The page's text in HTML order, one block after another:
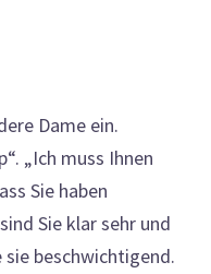
Dame ein.
„Ich muss Ihnen
Sie haben
Sie klar sehr und
beschwichtigend.